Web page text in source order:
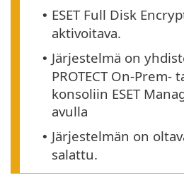
• ESET Full Disk
aktivoitava.
• Järjestelmä on
PROTECT On-Prem-
konsoliin ESET
avulla
• Järjestelmän on
salattu.